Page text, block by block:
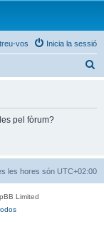
Inicia la sessió
vos
pel fòrum?
les hores són UTC+02:00
Limited